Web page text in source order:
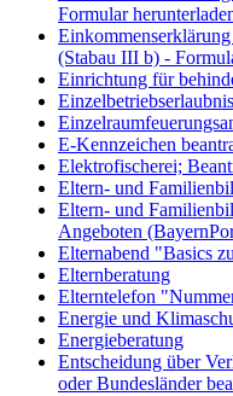
Formular
(Stabau III b) -
Einrichtung für
E-Kennzeichen
Elektrofischerei;
Eltern- und
Eltern- und
Angeboten
Elternabend "Basics
Elternberatung
Elterntelefon
Energie und
Energieberatung
Entscheidung über
oder Bundesländer